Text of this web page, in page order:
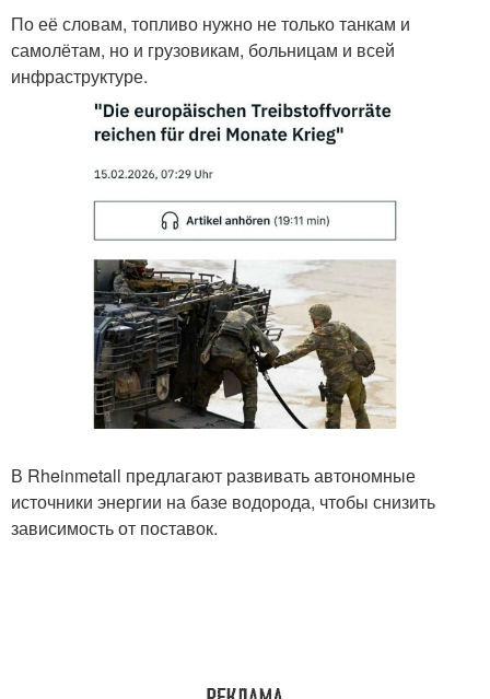
По её словам, топливо нужно не только танкам и
самолётам, но и грузовикам, больницам и всей
инфраструктуре.
В Rheinmetall предлагают развивать автономные
источники энергии на базе водорода, чтобы снизить
зависимость от поставок.